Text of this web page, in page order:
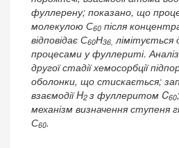
фуллерену; показано, що
молекулою С60 після
відповідає С60Н36, лімітується
процесами у фуллериті.
другої стадії хемосорбції
оболонки, що стискається;
взаємодії H2 з фуллеритом C60
механізм визначення ступеня
С60.